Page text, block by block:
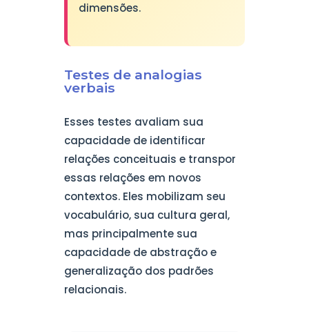
dimensões.
Testes de analogias
verbais
Esses testes avaliam sua
capacidade de identificar
relações conceituais e transpor
essas relações em novos
contextos. Eles mobilizam seu
vocabulário, sua cultura geral,
mas principalmente sua
capacidade de abstração e
generalização dos padrões
relacionais.